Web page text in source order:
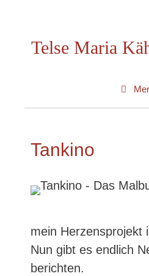
springenTelse Maria
Tankino
mein Herzensprojekt
Nun gibt es endlich
berichten.